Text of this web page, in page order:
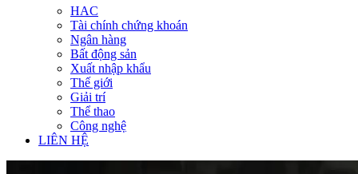
HAC
Tài chính chứng khoán
Ngân hàng
Bất động sản
Xuất nhập khẩu
Thế giới
Giải trí
Thể thao
Công nghệ
LIÊN HỆ